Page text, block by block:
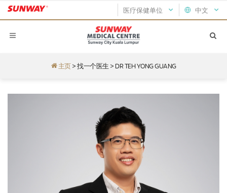
中文
医疗保健单位
主页 >找一个医生 > DR TEH YONG GUANG